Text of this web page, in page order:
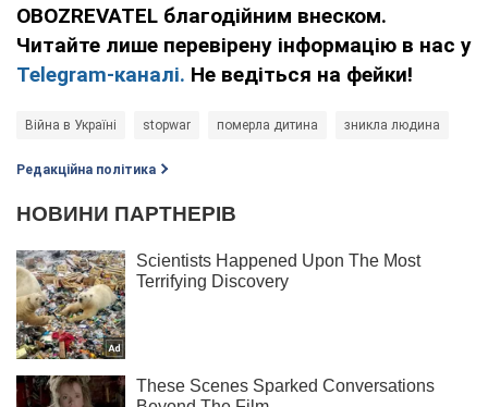
OBOZREVATEL благодійним внеском.
Читайте лише перевірену інформацію в нас у
Telegram-каналі. Не ведіться на фейки!
Війна в Україні stopwar померла дитина зникла людина
Редакційна політика